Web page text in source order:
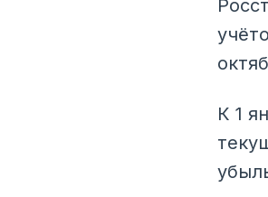
К 1